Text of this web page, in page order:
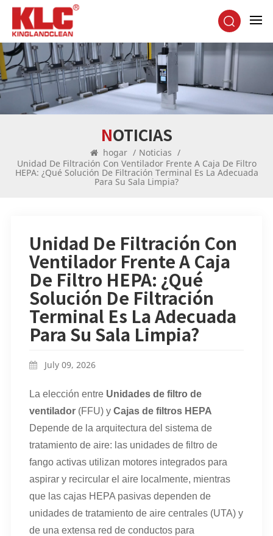
NOTICIAS
hogar / Noticias /
Unidad De Filtración Con Ventilador Frente A Caja De Filtro
HEPA: ¿Qué Solución De Filtración Terminal Es La Adecuada
Para Su Sala Limpia?
Unidad De Filtración Con
Ventilador Frente A Caja
De Filtro HEPA: ¿Qué
Solución De Filtración
Terminal Es La Adecuada
Para Su Sala Limpia?
July 09, 2026
La elección entre Unidades de filtro de
ventilador(FFU) y Cajas de filtros HEPA
Depende de la arquitectura del sistema de
tratamiento de aire: las unidades de filtro de
fango activas utilizan motores integrados para
aspirar y recircular el aire localmente, mientras
que las cajas HEPA pasivas dependen de
unidades de tratamiento de aire centrales (UTA) y
de una extensa red de conductos para